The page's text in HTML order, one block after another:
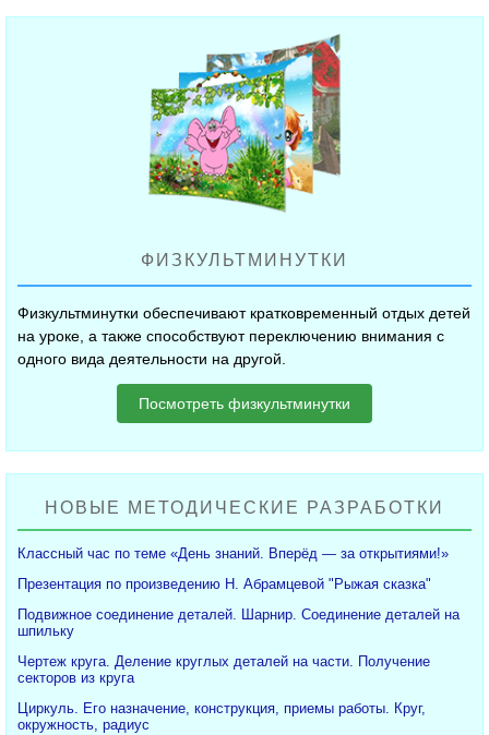
ФИЗКУЛЬТМИНУТКИ
Физкультминутки обеспечивают кратковременный отдых детей
на уроке, а также способствуют переключению внимания с
одного вида деятельности на другой.
Посмотреть физкультминутки
НОВЫЕ МЕТОДИЧЕСКИЕ РАЗРАБОТКИ
Классный час по теме «День знаний. Вперёд — за открытиями!»
Презентация по произведению Н. Абрамцевой "Рыжая сказка"
Подвижное соединение деталей. Шарнир. Соединение деталей на
шпильку
Чертеж круга. Деление круглых деталей на части. Получение
секторов из круга
Циркуль. Его назначение, конструкция, приемы работы. Круг,
окружность, радиус